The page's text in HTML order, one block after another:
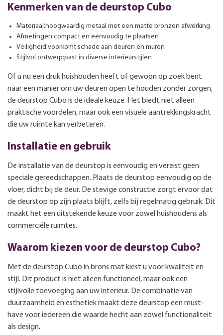
Kenmerken van de deurstop Cubo
Materiaal:hoogwaardig metaal met een matte bronzen afwerking
Afmetingen:compact en eenvoudig te plaatsen
Veiligheid:voorkomt schade aan deuren en muren
Stijlvol ontwerp:past in diverse interieurstijlen
Of u nu een druk huishouden heeft of gewoon op zoek bent
naar een manier om uw deuren open te houden zonder zorgen,
de deurstop Cubo is de ideale keuze. Het biedt niet alleen
praktische voordelen, maar ook een visuele aantrekkingskracht
die uw ruimte kan verbeteren.
Installatie en gebruik
De installatie van de deurstop is eenvoudig en vereist geen
speciale gereedschappen. Plaats de deurstop eenvoudig op de
vloer, dicht bij de deur. De stevige constructie zorgt ervoor dat
de deurstop op zijn plaats blijft, zelfs bij regelmatig gebruik. Dit
maakt het een uitstekende keuze voor zowel huishoudens als
commerciële ruimtes.
Waarom kiezen voor de deurstop Cubo?
Met de deurstop Cubo in brons mat kiest u voor kwaliteit en
stijl. Dit product is niet alleen functioneel, maar ook een
stijlvolle toevoeging aan uw interieur. De combinatie van
duurzaamheid en esthetiek maakt deze deurstop een must-
have voor iedereen die waarde hecht aan zowel functionaliteit
als design.